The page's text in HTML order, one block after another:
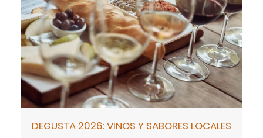
DEGUSTA 2026: VINOS Y SABORES LOCALES